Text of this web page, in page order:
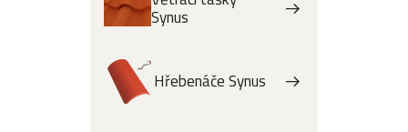
Synus
Hřebenáče Synus